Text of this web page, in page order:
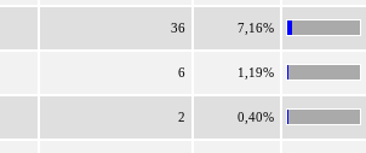
36 7,16%
6 1,19%
2 0,40%